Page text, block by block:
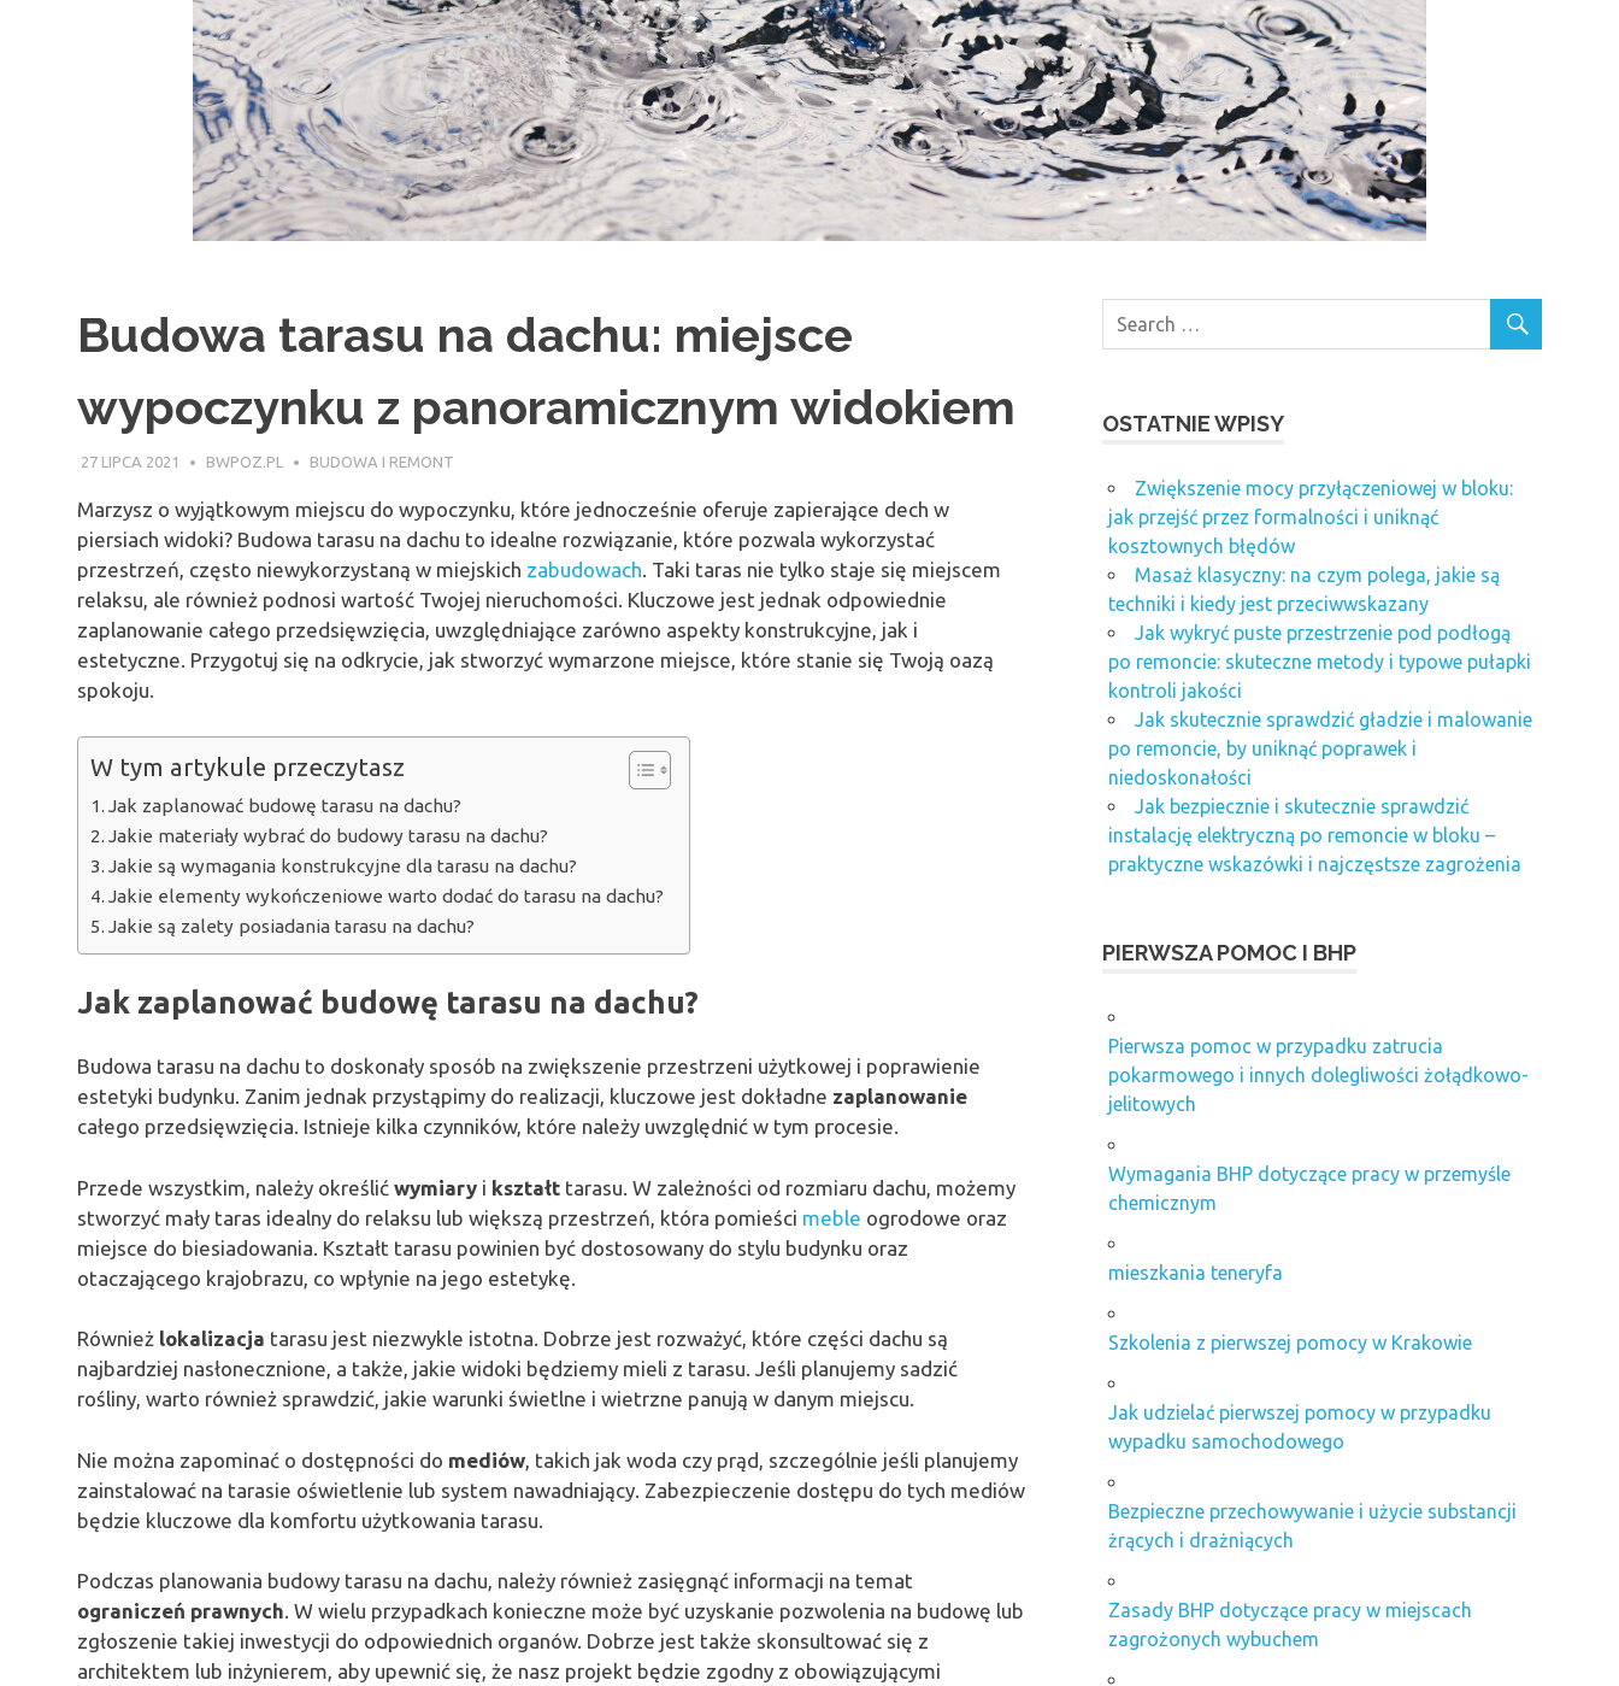
Budowa tarasu na dachu: miejsce
wypoczynku z panoramicznym widokiem
27 LIPCA 2021 BWPOZ.PL BUDOWA I REMONT
Marzysz o wyjątkowym miejscu do wypoczynku, które jednocześnie oferuje zapierające dech w
piersiach widoki? Budowa tarasu na dachu to idealne rozwiązanie, które pozwala wykorzystać
przestrzeń, często niewykorzystaną w miejskich zabudowach. Taki taras nie tylko staje się miejscem
relaksu, ale również podnosi wartość Twojej nieruchomości. Kluczowe jest jednak odpowiednie
zaplanowanie całego przedsięwzięcia, uwzględniające zarówno aspekty konstrukcyjne, jak i
estetyczne. Przygotuj się na odkrycie, jak stworzyć wymarzone miejsce, które stanie się Twoją oazą
spokoju.
W tym artykule przeczytasz
Jak zaplanować budowę tarasu na dachu?
Jakie materiały wybrać do budowy tarasu na dachu?
Jakie są wymagania konstrukcyjne dla tarasu na dachu?
Jakie elementy wykończeniowe warto dodać do tarasu na dachu?
Jakie są zalety posiadania tarasu na dachu?
Jak zaplanować budowę tarasu na dachu?
Budowa tarasu na dachu to doskonały sposób na zwiększenie przestrzeni użytkowej i poprawienie
estetyki budynku. Zanim jednak przystąpimy do realizacji, kluczowe jest dokładne zaplanowanie
całego przedsięwzięcia. Istnieje kilka czynników, które należy uwzględnić w tym procesie.
Przede wszystkim, należy określić wymiary i kształt tarasu. W zależności od rozmiaru dachu, możemy
stworzyć mały taras idealny do relaksu lub większą przestrzeń, która pomieści meble ogrodowe oraz
miejsce do biesiadowania. Kształt tarasu powinien być dostosowany do stylu budynku oraz
otaczającego krajobrazu, co wpłynie na jego estetykę.
Również lokalizacja tarasu jest niezwykle istotna. Dobrze jest rozważyć, które części dachu są
najbardziej nasłonecznione, a także, jakie widoki będziemy mieli z tarasu. Jeśli planujemy sadzić
rośliny, warto również sprawdzić, jakie warunki świetlne i wietrzne panują w danym miejscu.
Nie można zapominać o dostępności do mediów , takich jak woda czy prąd, szczególnie jeśli planujemy
zainstalować na tarasie oświetlenie lub system nawadniający. Zabezpieczenie dostępu do tych mediów
będzie kluczowe dla komfortu użytkowania tarasu.
Podczas planowania budowy tarasu na dachu, należy również zasięgnąć informacji na temat
ograniczeń prawnych. W wielu przypadkach konieczne może być uzyskanie pozwolenia na budowę lub
zgłoszenie takiej inwestycji do odpowiednich organów. Dobrze jest także skonsultować się z
architektem lub inżynierem, aby upewnić się, że nasz projekt będzie zgodny z obowiązującymi
OSTATNIE WPISY
Zwiększenie mocy przyłączeniowej w bloku:
jak przejść przez formalności i uniknąć
kosztownych błędów
Masaż klasyczny: na czym polega, jakie są
techniki i kiedy jest przeciwwskazany
Jak wykryć puste przestrzenie pod podłogą
po remoncie: skuteczne metody i typowe pułapki
kontroli jakości
Jak skutecznie sprawdzić gładzie i malowanie
po remoncie, by uniknąć poprawek i
niedoskonałości
Jak bezpiecznie i skutecznie sprawdzić
instalację elektryczną po remoncie w bloku –
praktyczne wskazówki i najczęstsze zagrożenia
PIERWSZA POMOC I BHP
Pierwsza pomoc w przypadku zatrucia
pokarmowego i innych dolegliwości żołądkowo-
jelitowych
Wymagania BHP dotyczące pracy w przemyśle
chemicznym
mieszkania teneryfa
Szkolenia z pierwszej pomocy w Krakowie
Jak udzielać pierwszej pomocy w przypadku
wypadku samochodowego
Bezpieczne przechowywanie i użycie substancji
żrących i drażniących
Zasady BHP dotyczące pracy w miejscach
zagrożonych wybuchem